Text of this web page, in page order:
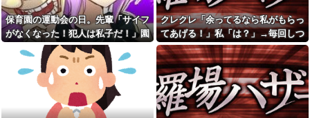
娘が某アニメのキャラにハマ
って推し活してる。それを控え
させた方がいいのか塾の人に相
談したら...
妻「うちの夫に手を出したで
しょ！」営業女性「違いま
す！」→会社中を巻き込む大騒
動の末、まさかの処分が…
20歳の大学生の女友達が47歳
のおっさんと付き合ってる。卒
業後に結婚するらしいが、やめ
【動画】あのちゃん、また
我々をシコらすｗｗｗｗｗｗｗ
ｗｗｗｗｗｗｗｗｗｗｗｗｗｗ
ｗｗｗ他
我が家のボドゲ趣味に「古臭
いｗｗ」とマウントを取ってき
た義弟嫁、謎の対抗心でスマホ
ゲームに100万単位の重課金＆借
金発覚で離婚確定！「お前らが
ボドゲやってるのが悪い」と責
任転嫁してきたんだがｗｗｗｗ
保育園の運動会の日。先輩「サイフ
がなくなった！犯人は私子だ！」園
長「警察沙汰は勘弁して～」→誰も
味方がいないと思ったその時…
クレクレ「余ってるなら私がもらっ
てあげる！」私「は？」→毎回しつ
こく食い下がるので、ある方法を試
した結果…